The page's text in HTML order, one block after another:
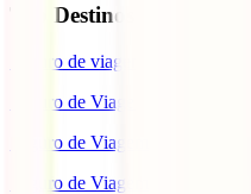
Top Destinos
Seguro de viagem para o Japão
Seguro de Viagem para os EUA
Seguro de Viagem para o Brasil
Seguro de Viagem para Tailândia